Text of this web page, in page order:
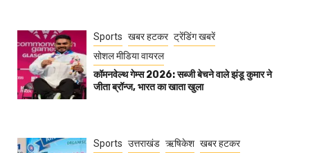
Sports खबर हटकर ट्रेंडिंग खबरें
सोशल मीडिया वायरल
कॉमनवेल्थ गेम्स 2026: सब्जी बेचने वाले झंडू कुमार ने
जीता ब्रॉन्ज, भारत का खाता खुला
Sports उत्तराखंड ऋषिकेश खबर हटकर